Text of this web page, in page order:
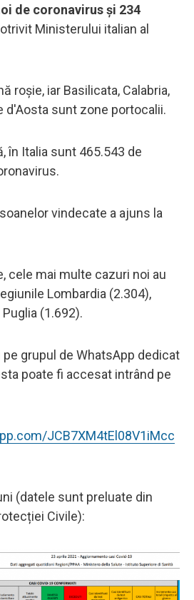
de coronavirus şi 234
Ministerului italian al
roșie, iar Basilicata, Calabria,
d'Aosta sunt zone portocalii.
în Italia sunt 465.543 de
vindecate a ajuns la
cele mai multe cazuri noi au
Lombardia (2.304),
(1.692).
grupul de WhatsApp dedicat
poate fi accesat intrând pe
JCB7XM4tEl08V1iMcc
(datele sunt preluate din
Civile):